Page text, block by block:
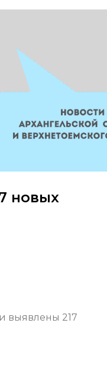
новых
выявлены 217